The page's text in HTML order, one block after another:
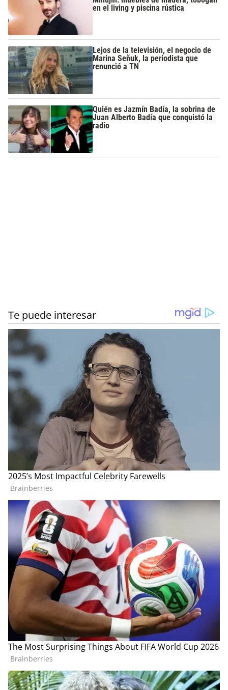
en el living y piscina rústica
Lejos de la televisión, el negocio de
Marina Señuk, la periodista que
renunció a TN
Quién es Jazmín Badía, la sobrina de
Juan Alberto Badía que conquistó la
radio